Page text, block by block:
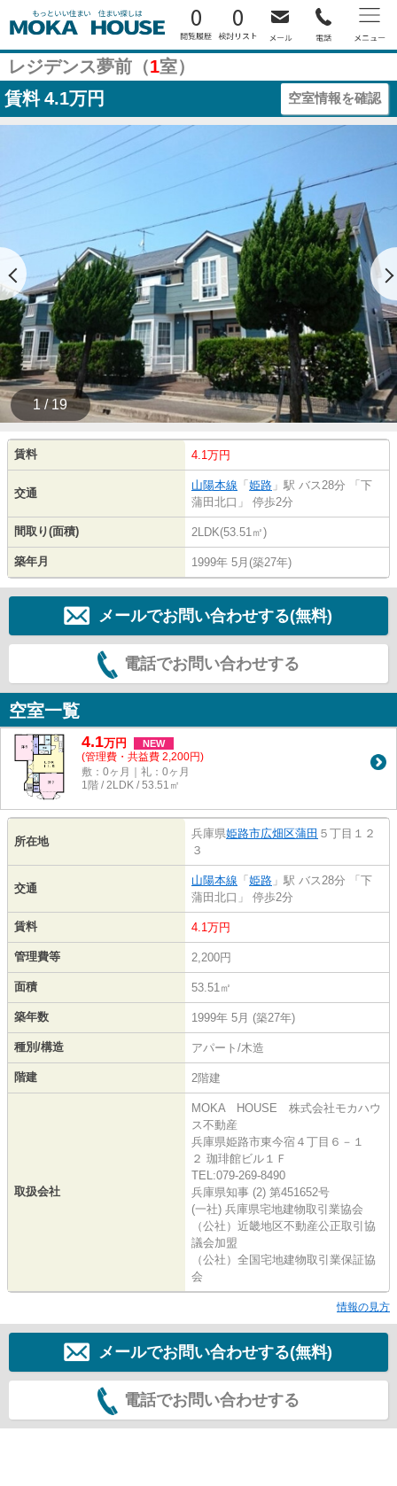
0 0
レジデンス夢前（1室）
賃料 4.1万円 空室情報を確認
1 / 19
賃料 4.1万円
交通
山陽本線 「 姫路 」駅 バス28分 「下
蒲田北口」 停歩2分
間取り(面積) 2LDK(53.51㎡)
築年月 1999年 5月(築27年)
メールでお問い合わせする(無料)
電話でお問い合わせする
空室一覧
4.1万円 NEW
(管理費・共益費 2,200円)
敷：0ヶ月｜礼：0ヶ月
1階 / 2LDK / 53.51㎡
所在地
兵庫県姫路市広畑区蒲田 ５丁目１２
３
交通
山陽本線 「 姫路 」駅 バス28分 「下
蒲田北口」 停歩2分
賃料 4.1万円
管理費等 2,200円
面積 53.51㎡
築年数 1999年 5月 (築27年)
種別/構造 アパート/木造
階建 2階建
取扱会社
MOKA HOUSE 株式会社モカハウ
ス不動産
兵庫県姫路市東今宿４丁目６－１
２ 珈琲館ビル１Ｆ
TEL:079-269-8490
兵庫県知事 (2) 第451652号
(一社) 兵庫県宅地建物取引業協会
（公社）近畿地区不動産公正取引協
議会加盟
（公社）全国宅地建物取引業保証協
会
情報の見方
メールでお問い合わせする(無料)
電話でお問い合わせする